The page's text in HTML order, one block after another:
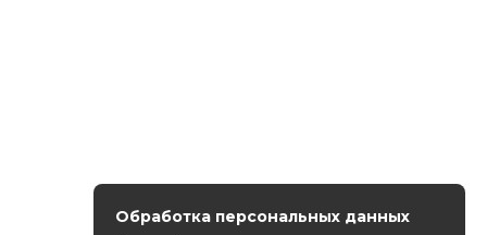
Обработка персональных данных